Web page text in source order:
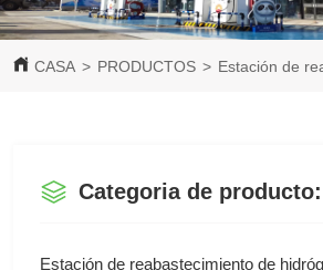
CASA > PRODUCTOS > Estación de
Categoria de producto:
Estación de reabastecimiento de